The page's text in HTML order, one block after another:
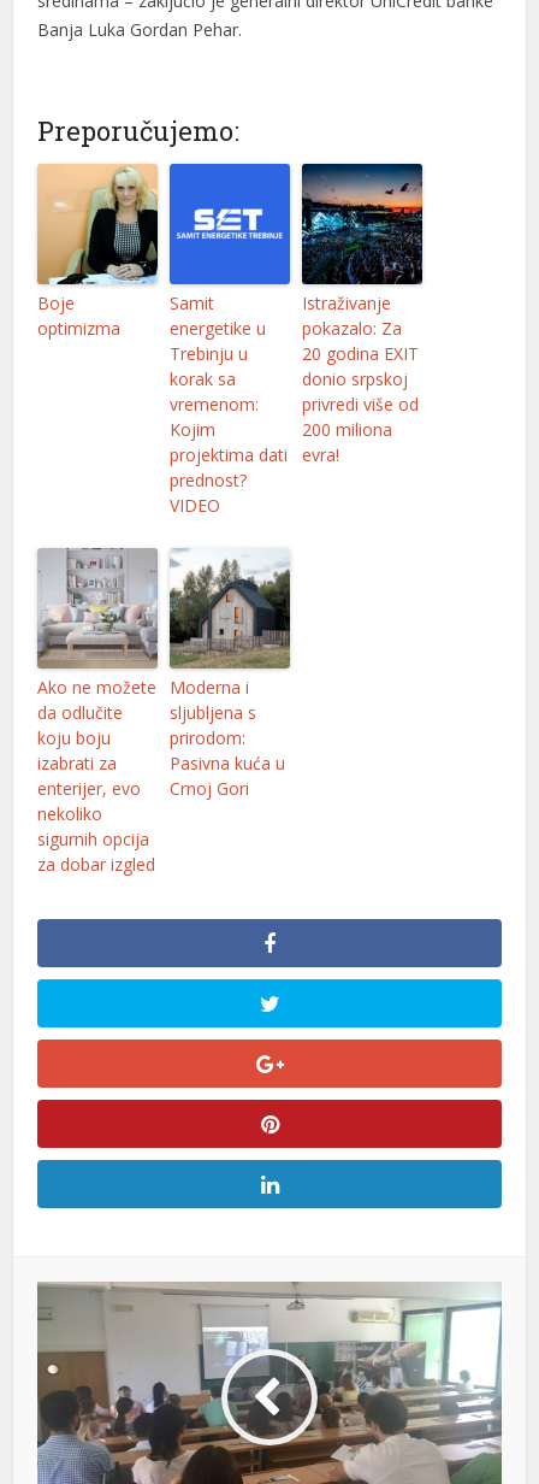
Banja Luka Gordan Pehar.
Preporučujemo:
Boje
optimizma
Samit
energetike u
Trebinju u
korak sa
vremenom:
Kojim
projektima dati
prednost?
VIDEO
Istraživanje
pokazalo: Za
20 godina EXIT
donio srpskoj
privredi više od
200 miliona
evra!
Ako ne možete
da odlučite
koju boju
izabrati za
enterijer, evo
nekoliko
sigurnih opcija
za dobar izgled
Moderna i
sljubljena s
prirodom:
Pasivna kuća u
Crnoj Gori